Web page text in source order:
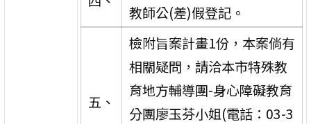
教師公(差)假登記。
五、
檢附旨案計畫1份，本案倘有
相關疑問，請洽本市特殊教
育地方輔導團-身心障礙教育
分團廖玉芬小姐(電話：03-3